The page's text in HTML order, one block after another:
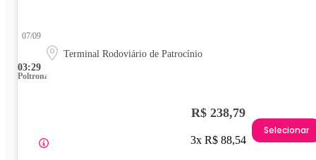
03:29
07/09
Terminal Rodoviário de Patrocínio
Poltrona
R$ 238,79
3x R$ 88,54
Selecionar